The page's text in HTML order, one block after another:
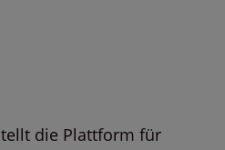
die Plattform für